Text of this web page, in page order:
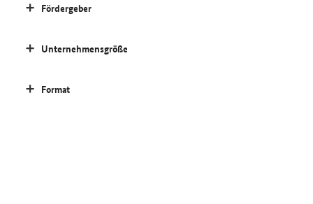
Fördergeber
Unternehmensgröße
Format